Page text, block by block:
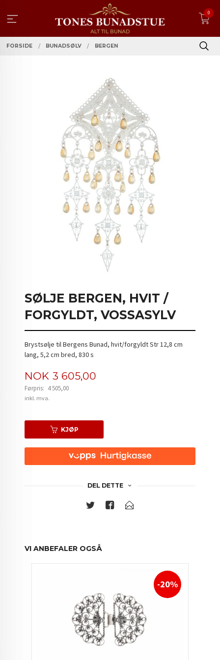
innholdet
0
FORSIDE BUNADSØLV BERGEN
SØLJE BERGEN, HVIT /
FORGYLDT, VOSSASYLV
Brystsølje til Bergens Bunad, hvit/forgyldt Str 12,8 cm
lang, 5,2 cm bred, 830 s
Tilbud
NOK 3 605,00
Førpris: 4 505,00
Rabatt
inkl. mva.
KJØP
DEL DETTE
VI ANBEFALER OGSÅ
-20%